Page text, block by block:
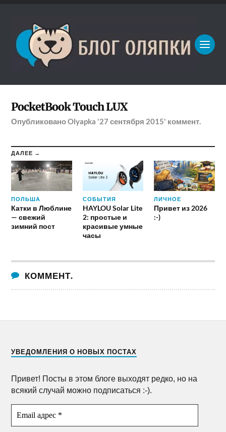
PocketBook Touch LUX
ОпубликованоOlyapka '27 сентября 2015' коммент.
ДАЛЕЕ →
ПОЛЬША
Катки в Люблине
— свежий
зимний пост
СОБЫТИЯ
HAYLOU Solar Lite
2: простые и
красивые умные
часы
ЛИЧНОЕ
Привет из 2026
:-)
КОММЕНТ.
УВЕДОМЛЕНИЯ О НОВЫХ ПОСТАХ
Привет! Посты в этом блоге выходят редко, но на
всякий случай можно подписаться :-).